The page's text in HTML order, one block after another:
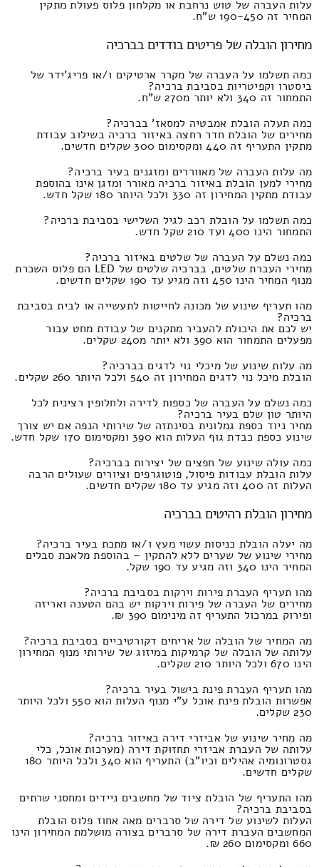
עלות העברה של טוש נרחבת או מקלחון פלוס פעולת מתקין
המחיר זה 190-450 ש"ח.
מחירון הובלה של פריטים בודדים בברכיה
כמה תשלמו על העברה של מקרר ארטיקים ו/או פריג'ידר של
ביסטרו וקפיטריות בסביבת ברכיה?
התמחור זה 340 ולא יותר מ270 ש"ח.
כמה תעלה הובלת אמבטיה למסאז' בברכיה?
מחירים של הובלת חדר רחצה באיזור ברכיה בשילוב עבודת
מתקין התעריף זה 440 ומקסימום 300 שקלים חדשים.
מה עלות העברה של מאווררים ומזגנים בעיר ברכיה?
מחירי למען הובלת באיזור ברכיה מאורר ומזגן אינו בהוספת
עבודת מתקין המחירון זה 330 ולכל היותר 180 שקל חדש.
כמה תשלמו על הובלת רכב לגיל השלישי בסביבת ברכיה?
התמחור הינו 400 ועד 210 שקל חדש.
כמה נשלם על העברה של שלטים באיזור ברכיה?
מחירי העברת שלטים, בברכיה שלטים של LED הם פלוס השכרת
מנוף המחיר הינו 450 וזה מגיע עד 190 שקלים חדשים.
מהו תעריף שינוע של מכונה לחייטות לתעשייה או לבית בסביבת
ברכיה?
יש לכם את היכולת להעביר מתקנים של עבודת מחט עבור
מפעלים התמחור הוא 390 ולא יותר מ240 שקלים.
מה עלות שינוע של מיכלי נוי לדגים בברכיה?
הובלת מיכל נוי לדגים המחירון זה 540 ולכל היותר 260 שקלים.
כמה נשלם על העברה של כספות לדירה ולחלופין רצינית לכל
היותר טון שלם בעיר ברכיה?
מחיר ניוד כספת גמלונית בסינתזה של שירותי הנפה אם יש צורך
שינוע כספת כבדת גוף העלות הוא 390 ומקסימום 170 שקל חדש.
כמה עולה שינוע של חפצים של יצירות בברכיה?
עלות הובלת עבודות פיסול, פוטוגרפים וציורים שעולים הרבה
העלות זה 400 וזה מגיע עד 180 שקלים חדשים.
מחירון הובלת רהיטים בברכיה
מה יעלה הובלת כניסות עשוי מעץ ו/או מתכת בעיר ברכיה?
מחירי שינוע של שערים ללא להתקין – בהוספת מלאכת סבלים
המחיר הינו 340 וזה מגיע עד 190 שקל.
מהו תעריף העברת פירות וירקות בסביבת ברכיה?
מחירים של העברה של פירות וירקות יש בהם הטענה ואריזה
ופירוק במרכול התעריף זה מינימום 390 ₪.
מה המחיר של הובלה של אריחים דקורטיביים בסביבת ברכיה?
עלותה של הובלה של קרמיקות במיזוג של שירותי מנוף המחירון
הינו 670 ולכל היותר 210 שקלים.
מהו תעריף העברת פינת בישול בעיר ברכיה?
אפשרות הובלת פינת אוכל ע"י מנוף העלות הוא 550 ולכל היותר
230 שקלים.
מה מחיר שינוע של אביזרי דירה באיזור ברכיה?
עלותה של העברת אביזרי תחזוקת דירה (מערכות אוכל, כלי
גסטרונומיה אהילים וכיו"ב) התעריף הוא 340 ולכל היותר 180
שקלים חדשים.
מהו התעריף של הובלת ציוד של מחשבים ניידים ומחסני שרתים
בסביבת ברכיה?
העלות לשינוע של דירה של סרברים מאה אחוז פלוס הובלת
המחשבים העברת דירה של סרברים בצורה מושלמת המחירון הינו
660 ומקסימום 260 ₪.